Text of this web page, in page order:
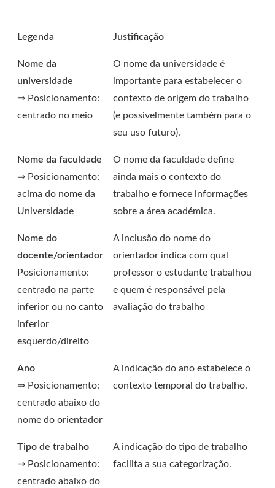
Legenda Justificação
Nome da
universidade
⇒ Posicionamento:
centrado no meio
O nome da universidade é
importante para estabelecer o
contexto de origem do trabalho
(e possivelmente também para o
seu uso futuro).
Nome da faculdade
⇒ Posicionamento:
acima do nome da
Universidade
O nome da faculdade define
ainda mais o contexto do
trabalho e fornece informações
sobre a área académica.
Nome do
docente/orientador
Posicionamento:
centrado na parte
inferior ou no canto
inferior
esquerdo/direito
A inclusão do nome do
orientador indica com qual
professor o estudante trabalhou
e quem é responsável pela
avaliação do trabalho
Ano
⇒ Posicionamento:
centrado abaixo do
nome do orientador
A indicação do ano estabelece o
contexto temporal do trabalho.
Tipo de trabalho
⇒ Posicionamento:
centrado abaixo do
A indicação do tipo de trabalho
facilita a sua categorização.